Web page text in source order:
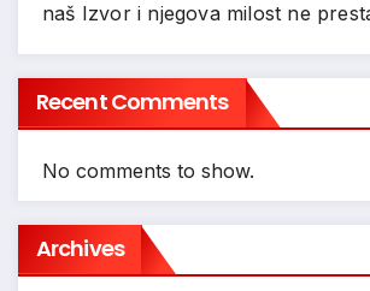
naš Izvor i njegova milost ne
Recent Comments
No comments to show.
Archives